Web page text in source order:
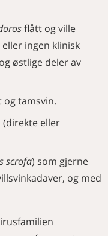
flått og ville
ingen klinisk
østlige deler av
og tamsvin.
eller
scrofa) som gjerne
og med